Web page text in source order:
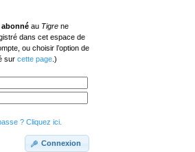
abonné au Tigre ne
dans cet espace de
ou choisir l’option de
surcette page .)
? Cliquez ici.
Connexion